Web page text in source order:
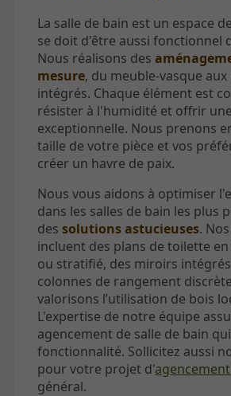
La salle de bain est un espace
se doit d'être aussi fonctionnel
Nous réalisons des
mesure, du meuble-vasque
intégrés. Chaque élément est
résister à l'humidité et offrir
exceptionnelle. Nous prenons
taille de votre pièce et vos
créer un havre de paix.
Nous vous aidons à optimiser
dans les salles de bain les plus
des solutions astucieuses.
incluent des plans de toilette
ou stratifié, des miroirs
colonnes de rangement
valorisons l’utilisation de bois
L'expertise de notre équipe
agencement de salle de bain
fonctionnalité. Sollicitez aussi
pour votre projet d'
général.